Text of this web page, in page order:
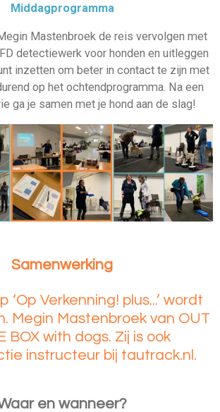
Middagprogramma
Mastenbroek de reis vervolgen met
detectiewerk voor honden en uitleggen
inzetten om beter in contact te zijn met
op het ochtendprogramma. Na een
ga je samen met je hond aan de slag!
Samenwerking
‘Op Verkenning! plus...’ wordt
Megin Mastenbroek van OUT
BOX with dogs. Zij is ook
instructeur bij tautrack.nl.
en wanneer?